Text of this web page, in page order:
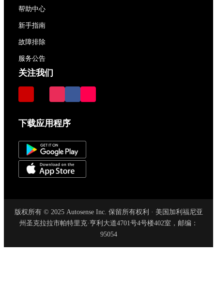
帮助中心
新手指南
故障排除
服务公告
关注我们
下载应用程序
版权所有 © 2025 Autosense Inc. 保留所有权利 · 美国加利福尼亚
州圣克拉拉市帕特里克·亨利大道4701号4号楼402室，邮编：
95054